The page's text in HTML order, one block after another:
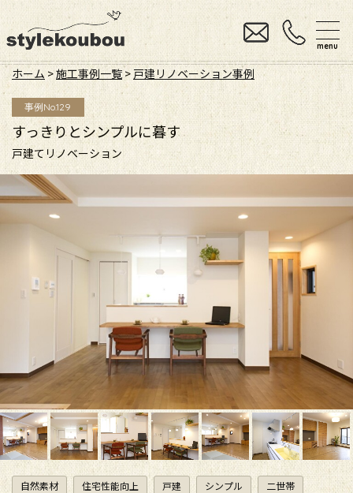
menu
ホーム >施工事例一覧> 戸建リノベーション事例
事例No.129
すっきりとシンプルに暮す
戸建てリノベーション
自然素材 住宅性能向上 戸建 シンプル 二世帯